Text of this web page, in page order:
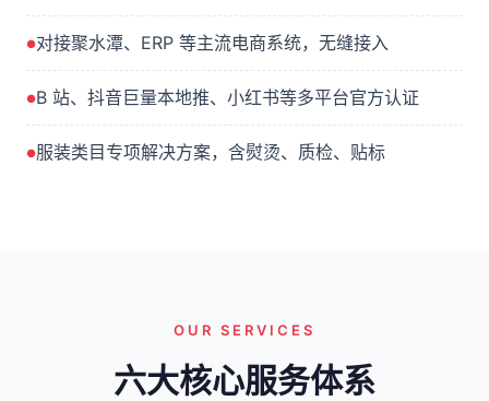
对接聚水潭、ERP 等主流电商系统，无缝接入
B 站、抖音巨量本地推、小红书等多平台官方认证
服装类目专项解决方案，含熨烫、质检、贴标
OUR SERVICES
六大核心服务体系